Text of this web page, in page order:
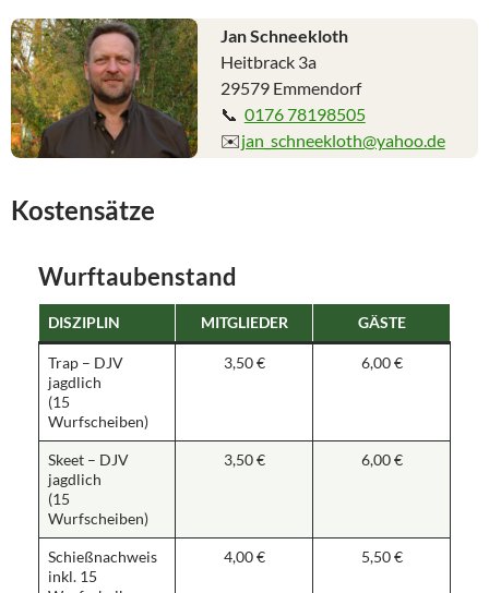
Jan Schneekloth
Heitbrack 3a
29579 Emmendorf
📞 0176 78198505
✉️jan_schneekloth@yahoo.de
Kostensätze
Wurftaubenstand
DISZIPLIN MITGLIEDER GÄSTE
Trap – DJV
jagdlich
(15
Wurfscheiben)
3,50 € 6,00 €
Skeet – DJV
jagdlich
(15
Wurfscheiben)
3,50 € 6,00 €
Schießnachweis
inkl. 15
4,00 € 5,50 €